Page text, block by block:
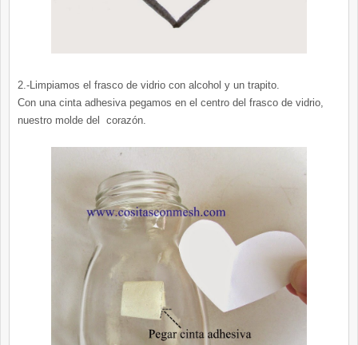
2.-Limpiamos el frasco de vidrio con alcohol y un trapito.
Con una cinta adhesiva pegamos en el centro del frasco de vidrio,
nuestro molde del corazón.